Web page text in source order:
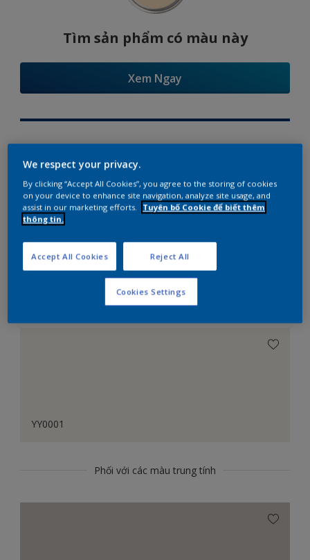
Tìm sản phẩm có màu này
Xem Ngay
Try Our Visualizer App
Gợi ý phối màu
The Perfect White
YY0001
Phối với các màu trung tính
We respect your privacy.
By clicking “Accept All Cookies”, you agree to the storing of cookies
on your device to enhance site navigation, analyze site usage, and
assist in our marketing efforts.
Tuyên bố Cookie để biết thêm
thông tin.
Reject All
Accept All Cookies
Cookies Settings